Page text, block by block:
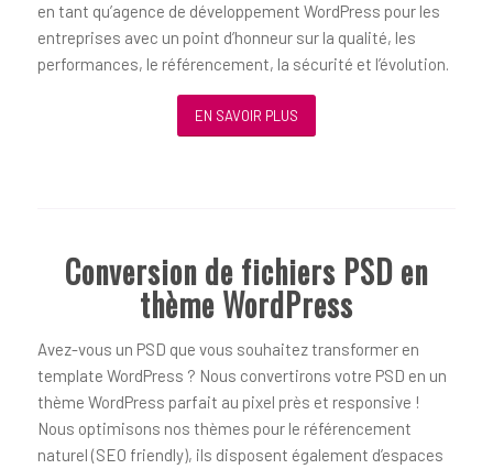
en tant qu’agence de développement WordPress pour les
entreprises avec un point d’honneur sur la qualité, les
performances, le référencement, la sécurité et l’évolution.
EN SAVOIR PLUS
Conversion de fichiers PSD en
thème WordPress
Avez-vous un PSD que vous souhaitez transformer en
template WordPress ? Nous convertirons votre PSD en un
thème WordPress parfait au pixel près et responsive !
Nous optimisons nos thèmes pour le référencement
naturel (SEO friendly), ils disposent également d’espaces